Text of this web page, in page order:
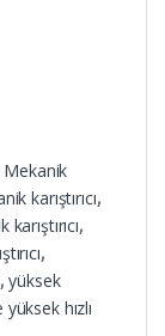
Mekanik
karıştırıcı,
,
,
,yüksek
hızlı